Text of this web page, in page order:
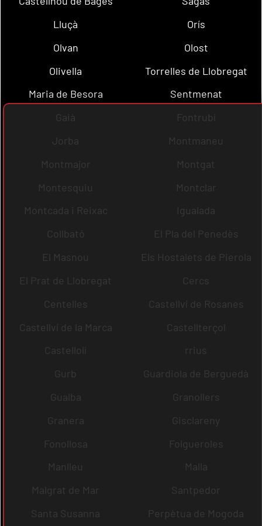
Lluçà
Orís
Olvan
Olost
Olivella
Torrelles de Llobregat
Maria de Besora
Sentmenat
Gaià
Fontrubí
Jorba
Montmaneu
Montmajor
Montgat
Montesquiu
Montclar
Montcada i Reixac
Igualada
Collbató
El Pla del Penedès
El Masnou
Els Hostalets de Pierola
El Prat de Llobregat
Cercs
Centelles
Castellví de Rosanes
Castellví de la Marca
Castellterçol
Castellolí
rrius
Gurb
Guardiola de Berguedà
Gualba
Granollers
Granera
Gisclareny
Fonollosa
Folgueroles
Manlleu
Malla
Malgrat de Mar
Santpedor
Santa Susanna
Perpètua de Mogoda